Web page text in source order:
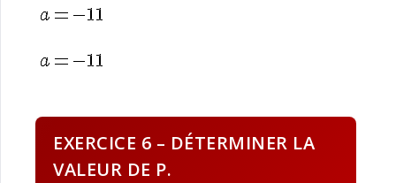
EXERCICE 6 – DÉTERMINER LA
VALEUR DE P.